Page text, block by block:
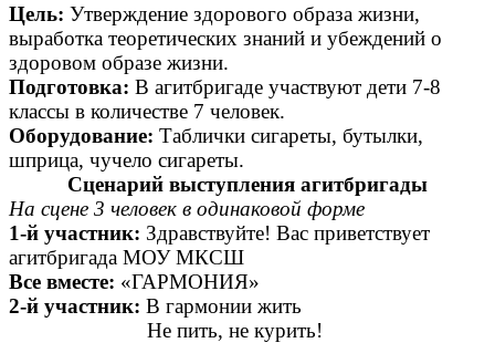
Цель: Утверждение здорового образа жизни,
выработка теоретических знаний и убеждений о
здоровом образе жизни.
Подготовка: В агитбригаде участвуют дети 7-8
классы в количестве 7 человек.
Оборудование: Таблички сигареты, бутылки,
шприца, чучело сигареты.
Сценарий выступления агитбригады
На сцене 3 человек в одинаковой форме
1-й участник: Здравствуйте! Вас приветствует
агитбригада МОУ МКСШ
Все вместе: «ГАРМОНИЯ»
2-й участник: В гармонии жить
Не пить, не курить!